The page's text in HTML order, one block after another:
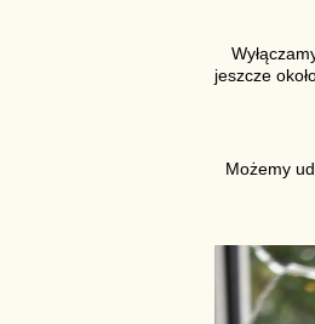
jeszcze
Możemy